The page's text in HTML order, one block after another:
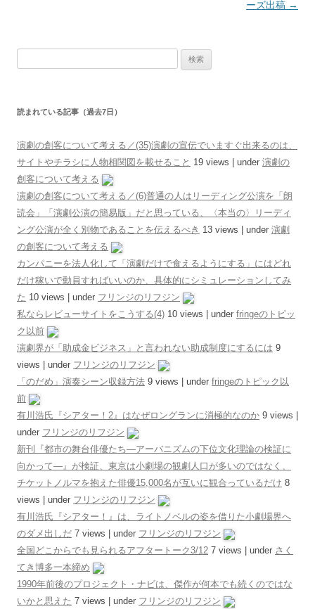
ーズ出稿 →
読まれている記事（過去7日）
演劇の創客について考える／(35)演劇の宣伝でいますぐ出来るのは、
サイトやチラシに人物相関図を載せること 19 views under 演劇の
創客について考える
演劇の創客について考える／(6)普通の人はリーディング公演を「朗
読会」「演劇公演の簡易版」だと思っている、〈本当の〉リーディ
ング公演が全く別物であることを伝えるべき 13 views under 演劇
の創客について考える
カンパニーを法人化して「演劇だけで食えるようにする」にはどれ
だけ稼いで動員すればいいのか、具体的にシミュレーションしてみ
た 10 views under フリンジのリフジン
私ならレビューサイトをこうする(4) 10 views under fringeのトピッ
ク以前
演劇界が「助成金ビジネス」と言われない助成制度にするには 9
views
under フリンジのリフジン
「のだめ」演奏シーン収録方法 9 views under fringeのトピック以
前
有川浩氏『シアター！2』はなぜロングランに消極的なのか 9 views
under フリンジのリフジン
新刊『都市の舞台俳優たち―アーバニズムの下位文化理論の検証に
向かって―』が検証、東京は小劇場の観劇人口が多いのではなく、
チケットノルマを抱えた俳優15,000名が互いに観合っているだけ 8
views
under フリンジのリフジン
有川浩氏『シアター！』は、ライトノベルの姿を借りた小劇場界へ
のダメ出しだ 7 views under フリンジのリフジン
全国どこからでも見られるアフタートーク3/12 7 views under さく
てき博多一本締め
1990年前後のプロジェクト・ナビは、傑作が何本でも続くのではな
いかと思えた 7 views under フリンジのリフジン